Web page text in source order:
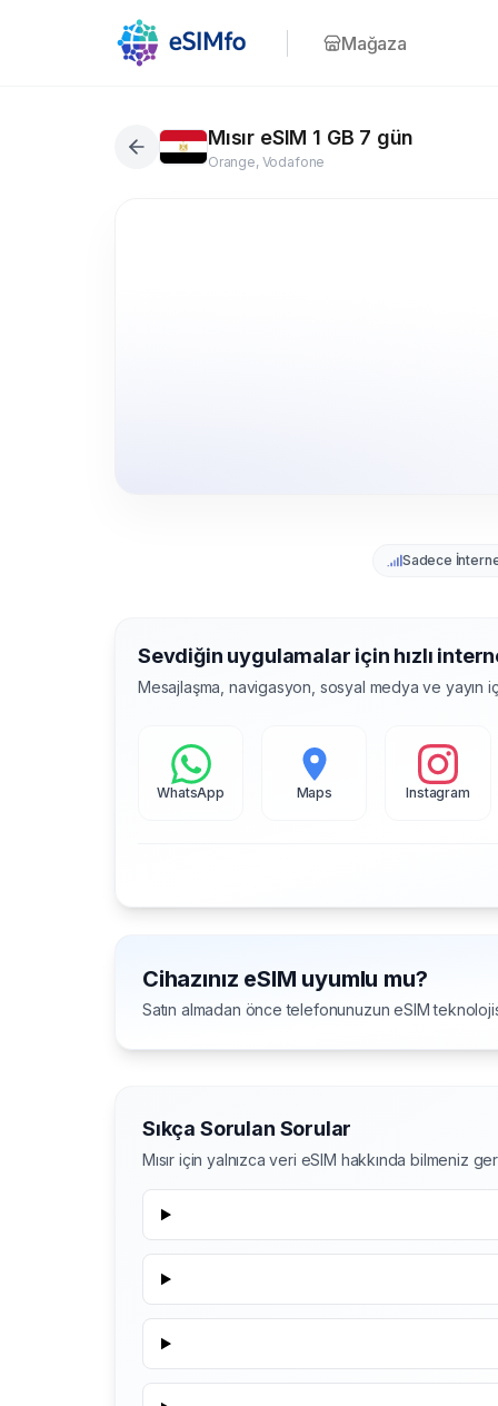
Mağaza
Mısır eSIM 1 GB 7 gün
Orange, Vodafone
Sadece
Sevdiğin uygulamalar için hızlı
Mesajlaşma, navigasyon, sosyal medya ve yayın
WhatsApp Maps Instagram
Cihazınız eSIM uyumlu mu?
Satın almadan önce telefonunuzun eSIM
Sıkça Sorulan Sorular
Mısır için yalnızca veri eSIM hakkında bilmeniz